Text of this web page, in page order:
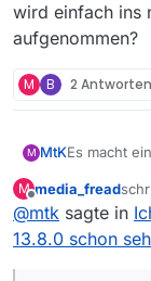
wird einfach ins
aufgenommen?
M B 2 Antworten
M MtKEs macht
weil man
neuer Film
Vielleicht
M
Offline
media_fread
@mtk sagte in
13.8.0 schon